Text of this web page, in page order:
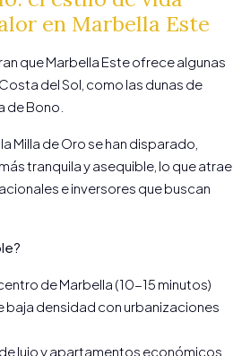
en Marbella Este
que Marbella Este ofrece algunas
del Sol, como las dunas de
de Bono.
Milla de Oro se han disparado,
tranquila y asequible, lo que atrae
e inversores que buscan
de Marbella (10-15 minutos)
baja densidad con urbanizaciones
lujo y apartamentos económicos.